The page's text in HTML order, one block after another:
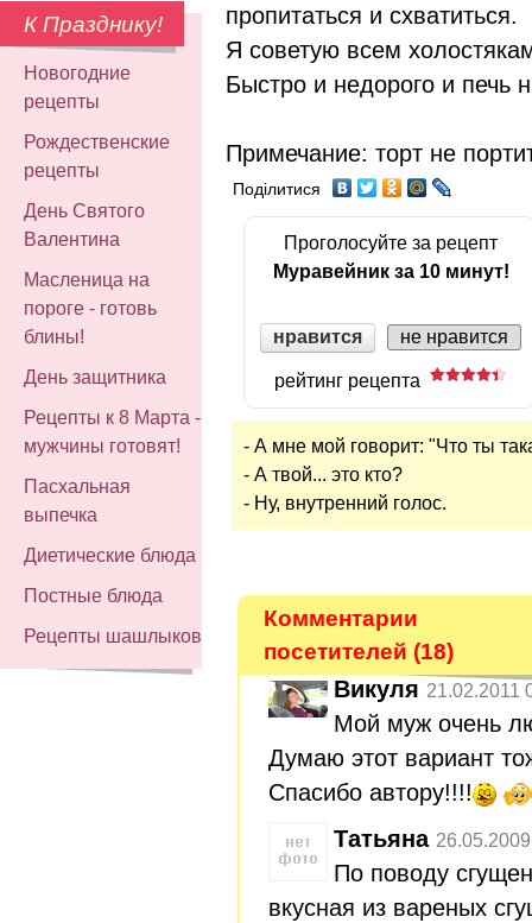
К Празднику!
Новогодние
рецепты
Рождественские
рецепты
День Святого
Валентина
Масленица на
пороге - готовь
блины!
День защитника
Рецепты к 8 Марта -
мужчины готовят!
Пасхальная
выпечка
Диетические блюда
Постные блюда
Рецепты шашлыков
пропитаться и схватиться.
Я советую всем
Быстро и недорого и печь
Примечание: торт не
Поділитися
Проголосуйте за рецепт
Муравейник за 10 минут!
нравится не нравится
рейтинг рецепта
- А мне мой говорит: "Что ты
- А твой... это кто?
- Ну, внутренний голос.
Комментарии
посетителей (18)
Викуля 21.02.2011
Мой муж очень
Думаю этот вариант
Спасибо автору!!!!
Татьяна
По поводу
вкусная из вареных